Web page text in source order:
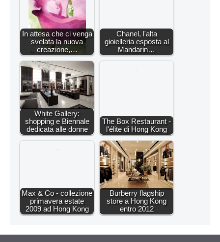
In attesa che ci venga
svelata la nuova
creazione,…
Chanel, l'alta
gioielleria esposta al
Mandarin…
White Gallery:
shopping e Biennale
dedicata alle donne
The Box Restaurant -
l'élite di Hong Kong
Max & Co - collezione
primavera estate
2009 ad Hong Kong
Burberry flagship
store a Hong Kong
entro 2012